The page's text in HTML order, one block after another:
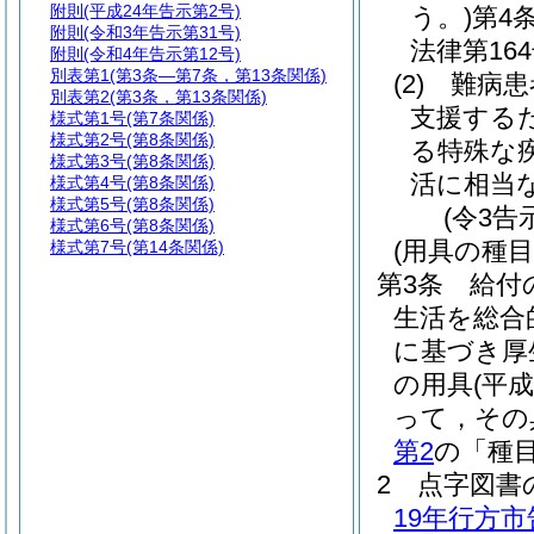
う。)第4
法律第
(2)
難病
支援する
る特殊な
活に相当
(令3告
(用具の種
第3条
給付
生活を総
に基づき
の用具(平
って，そ
第2の「種
2
点字図書
19年行方
附則 (平成24年告示第2号)
附則 (令和3年告示第31号)
附則 (令和4年告示第12号)
別表第1(第3条―第7条，第13条関係)
別表第2(第3条，第13条関係)
様式第1号(第7条関係)
様式第2号(第8条関係)
様式第3号(第8条関係)
様式第4号(第8条関係)
様式第5号(第8条関係)
様式第6号(第8条関係)
様式第7号(第14条関係)